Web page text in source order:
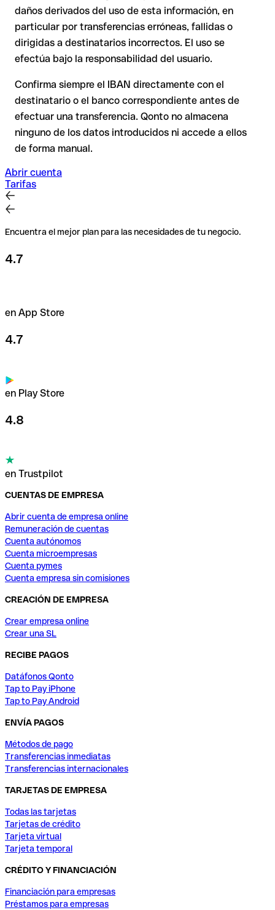
mediante una transferencia de prueba.
recuperación es considerablemente más compleja y conlleva
comisiones .
Recomendación: Verifica cada IBAN antes de una
transferencia con nuestro IBAN Checker gratuito y, en caso
de duda, confírmalo directamente con el destinatario. Esta
precaución es especialmente importante con importes
elevados o nuevas relaciones comerciales.
daños derivados del uso de esta información, en
particular por transferencias erróneas, fallidas o
dirigidas a destinatarios incorrectos. El uso se
efectúa bajo la responsabilidad del usuario.
Confirma siempre el IBAN directamente con el
destinatario o el banco correspondiente antes de
efectuar una transferencia. Qonto no almacena
ninguno de los datos introducidos ni accede a ellos
de forma manual.
Abrir cuenta
Tarifas
Encuentra el mejor plan para las necesidades de tu negocio.
4.7
en App Store
4.7
en Play Store
4.8
en Trustpilot
CUENTAS DE EMPRESA
Abrir cuenta de empresa online
Remuneración de cuentas
Cuenta autónomos
Cuenta microempresas
Cuenta pymes
Cuenta empresa sin comisiones
CREACIÓN DE EMPRESA
Crear empresa online
Crear una SL
RECIBE PAGOS
Datáfonos Qonto
Tap to Pay iPhone
Tap to Pay Android
ENVÍA PAGOS
Métodos de pago
Transferencias inmediatas
Transferencias internacionales
TARJETAS DE EMPRESA
Todas las tarjetas
Tarjetas de crédito
Tarjeta virtual
Tarjeta temporal
CRÉDITO Y FINANCIACIÓN
Financiación para empresas
Préstamos para empresas